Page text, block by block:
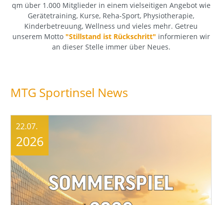
qm über 1.000 Mitglieder in einem vielseitigen Angebot wie
Gerätetraining, Kurse, Reha-Sport, Physiotherapie,
Kinderbetreuung, Wellness und vieles mehr. Getreu
unserem Motto "Stillstand ist Rückschritt" informieren wir
an dieser Stelle immer über Neues.
MTG Sportinsel News
22.07.
2026